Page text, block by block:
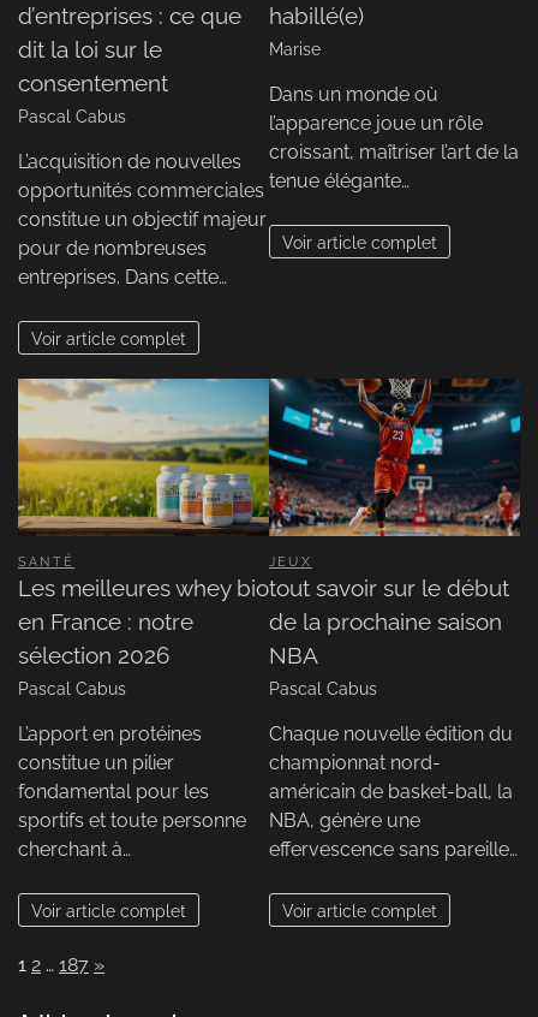
d’entreprises : ce que
dit la loi sur le
consentement
Pascal Cabus
L’acquisition de nouvelles
opportunités commerciales
constitue un objectif majeur
pour de nombreuses
entreprises. Dans cette…
Voir article complet
habillé(e)
Marise
Dans un monde où
l’apparence joue un rôle
croissant, maîtriser l’art de la
tenue élégante…
Voir article complet
SANTÉ
Les meilleures whey bio
en France : notre
sélection 2026
Pascal Cabus
L’apport en protéines
constitue un pilier
fondamental pour les
sportifs et toute personne
cherchant à…
Voir article complet
JEUX
tout savoir sur le début
de la prochaine saison
NBA
Pascal Cabus
Chaque nouvelle édition du
championnat nord-
américain de basket-ball, la
NBA, génère une
effervescence sans pareille…
Voir article complet
Page:
1 2 … 187 Next
»